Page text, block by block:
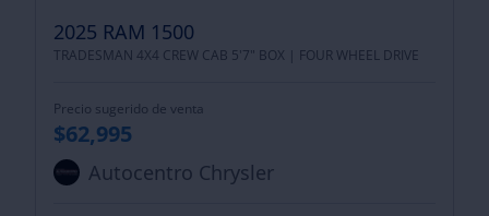
2025 RAM 1500
TRADESMAN 4X4 CREW CAB 5'7" BOX | FOUR WHEEL DRIVE
Precio sugerido de venta
$62,995
Autocentro Chrysler